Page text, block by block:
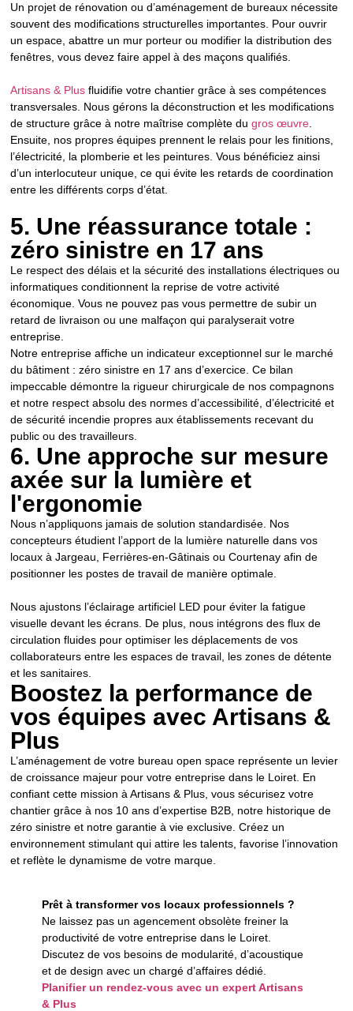
Un projet de rénovation ou d’aménagement de bureaux nécessite
souvent des modifications structurelles importantes. Pour ouvrir
un espace, abattre un mur porteur ou modifier la distribution des
fenêtres, vous devez faire appel à des maçons qualifiés.
Artisans & Plus fluidifie votre chantier grâce à ses compétences
transversales. Nous gérons la déconstruction et les modifications
de structure grâce à notre maîtrise complète dugros œuvre
Ensuite, nos propres équipes prennent le relais pour les finitions,
l’électricité, la plomberie et les peintures. Vous bénéficiez ainsi
d’un interlocuteur unique, ce qui évite les retards de coordination
entre les différents corps d’état.
5. Une réassurance totale :
zéro sinistre en 17 ans
Le respect des délais et la sécurité des installations électriques ou
informatiques conditionnent la reprise de votre activité
économique. Vous ne pouvez pas vous permettre de subir un
retard de livraison ou une malfaçon qui paralyserait votre
entreprise.
Notre entreprise affiche un indicateur exceptionnel sur le marché
du bâtiment : zéro sinistre en 17 ans d’exercice. Ce bilan
impeccable démontre la rigueur chirurgicale de nos compagnons
et notre respect absolu des normes d’accessibilité, d’électricité et
de sécurité incendie propres aux établissements recevant du
public ou des travailleurs.
6. Une approche sur mesure
axée sur la lumière et
l'ergonomie
Nous n’appliquons jamais de solution standardisée. Nos
concepteurs étudient l’apport de la lumière naturelle dans vos
locaux à Jargeau, Ferrières-en-Gâtinais ou Courtenay afin de
positionner les postes de travail de manière optimale.
Nous ajustons l’éclairage artificiel LED pour éviter la fatigue
visuelle devant les écrans. De plus, nous intégrons des flux de
circulation fluides pour optimiser les déplacements de vos
collaborateurs entre les espaces de travail, les zones de détente
et les sanitaires.
Boostez la performance de
vos équipes avec Artisans &
Plus
L’aménagement de votre bureau open space représente un levier
de croissance majeur pour votre entreprise dans le Loiret. En
confiant cette mission à Artisans & Plus, vous sécurisez votre
chantier grâce à nos 10 ans d’expertise B2B, notre historique de
zéro sinistre et notre garantie à vie exclusive. Créez un
environnement stimulant qui attire les talents, favorise l’innovation
et reflète le dynamisme de votre marque.
Prêt à transformer vos locaux professionnels ?
Ne laissez pas un agencement obsolète freiner la
productivité de votre entreprise dans le Loiret.
Discutez de vos besoins de modularité, d’acoustique
et de design avec un chargé d’affaires dédié.
Planifier un rendez-vous avec un expert Artisans
& Plus